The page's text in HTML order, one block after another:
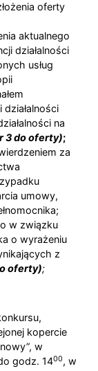
oferty
aktualnego
działalności
usług
na
3 do oferty);
za
umowy,
w związku
o wyrażeniu
z
oferty);
kopercie
w
godz. 1400, w